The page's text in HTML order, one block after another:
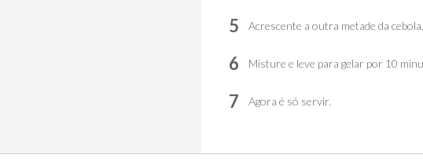
5 Acrescente a outra metade da
6 Misture e leve para gelar por 10
7 Agora é só servir.